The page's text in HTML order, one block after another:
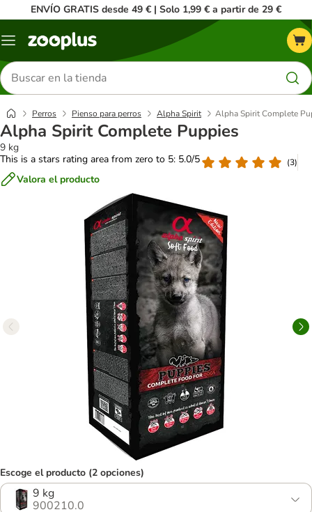
ENVÍO GRATIS desde 49 € | Solo 1,99 € a partir de 29 €
Menú
Buscar
productos
Perros Pienso para perros Alpha Spirit Alpha Spirit Complete
Alpha Spirit Complete Puppies
9 kg
This is a stars rating area from zero to 5: 5.0/5
(3)
Valora el producto
Escoge el producto (2 opciones)
9 kg
900210.0